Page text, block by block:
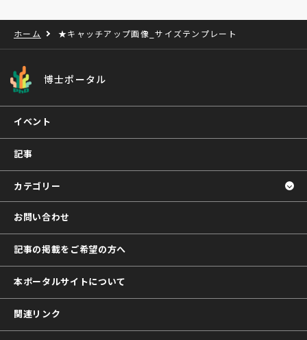
ホーム ★キャッチアップ画像_サイズテンプレート
博士ポータル
イベント
記事
カテゴリー
お問い合わせ
記事の掲載をご希望の方へ
本ポータルサイトについて
関連リンク